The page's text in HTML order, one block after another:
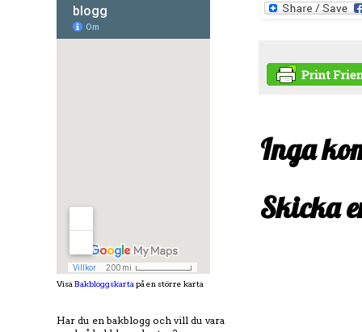
Inga
Skicka
Visa Bakbloggskarta på en större karta
Har du en bakblogg och vill du vara